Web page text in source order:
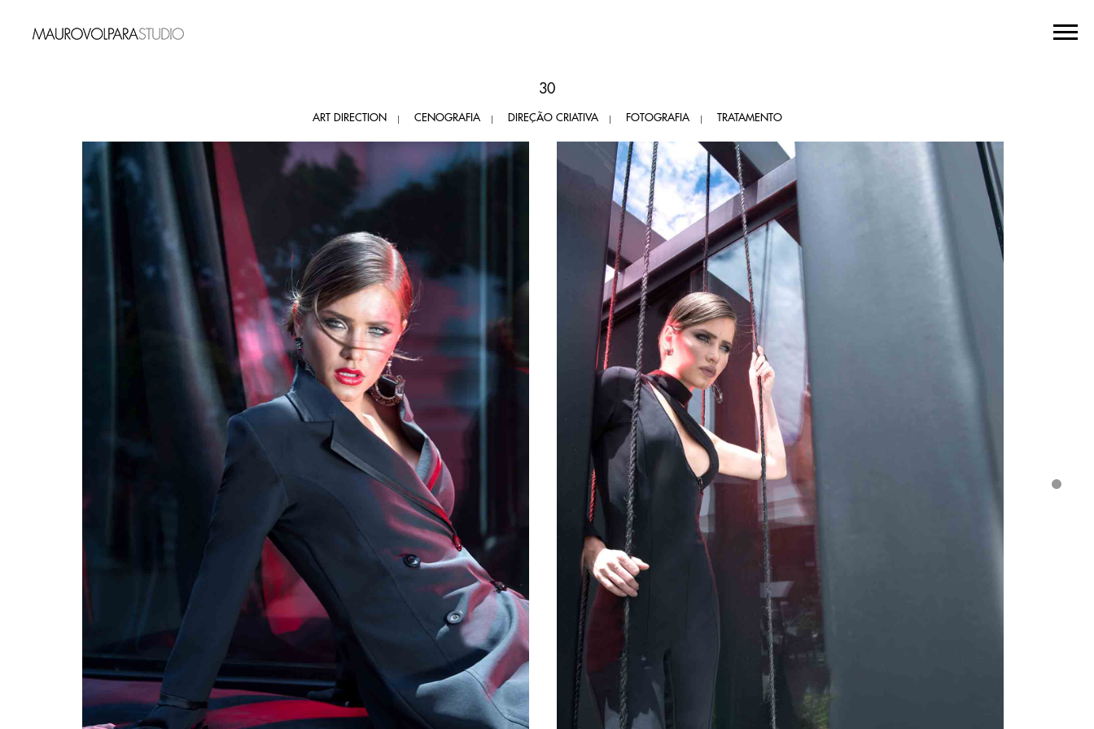
30
ART DIRECTION CENOGRAFIA DIREÇÃO CRIATIVA FOTOGRAFIA TRATAMENTO